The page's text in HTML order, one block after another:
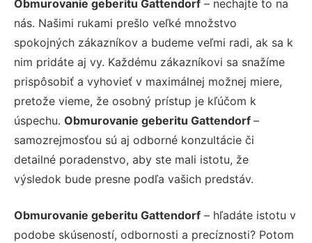
Obmurovanie geberitu Gattendorf – nechajte to na
nás. Našimi rukami prešlo veľké množstvo
spokojných zákazníkov a budeme veľmi radi, ak sa k
nim pridáte aj vy. Každému zákazníkovi sa snažíme
prispôsobiť a vyhovieť v maximálnej možnej miere,
pretože vieme, že osobný prístup je kľúčom k
úspechu. Obmurovanie geberitu Gattendorf –
samozrejmosťou sú aj odborné konzultácie či
detailné poradenstvo, aby ste mali istotu, že
výsledok bude presne podľa vašich predstáv.
Obmurovanie geberitu Gattendorf – hľadáte istotu v
podobe skúseností, odbornosti a precíznosti? Potom